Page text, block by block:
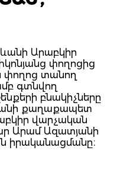
Արաբկիր
փողոցից
փողոց տանող
գտնվող
բնակիչները
քաղաքապետ
վարչական
Արամ Ազատյանի
իրականացմանը։